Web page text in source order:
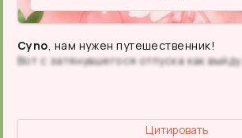
Cyno, нам нужен путешественник!
Вот с затянувшегося отпуска как выйду…
Цитировать